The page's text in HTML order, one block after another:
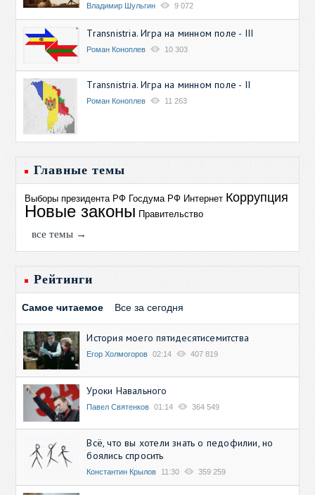
Владимир Шульгин 9 072
Transnistria. Игра на минном поле - III
Роман Коноплев 10 303
Transnistria. Игра на минном поле - II
Роман Коноплев 11 263
Главные темы
Выборы президента РФ Госдума РФ Интернет Коррупция
Новые законы Правительство
все темы →
Рейтинги
Самое читаемое Все за сегодня
История моего пятидесятисемитства
Егор Холмогоров 02:14 407 819
Уроки Навального
Павел Святенков 01:14 364 549
Всё, что вы хотели знать о педофилии, но
боялись спросить
Константин Крылов 11:30 359 259